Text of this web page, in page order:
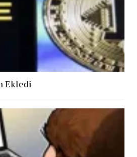
Ekledi